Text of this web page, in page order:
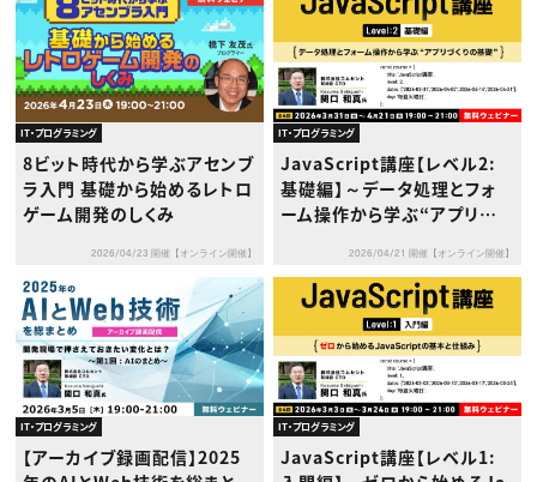
IT・プログラミング
8ビット時代から学ぶアセンブ
ラ入門 基礎から始めるレトロ
ゲーム開発のしくみ
2026/04/23 開催【オンライン開催】
IT・プログラミング
JavaScript講座【レベル2:
基礎編】～データ処理とフォ
ーム操作から学ぶ“アプリづく
2026/04/21 開催【オンライン開催】
IT・プログラミング
【アーカイブ録画配信】2025
IT・プログラミング
JavaScript講座【レベル1: